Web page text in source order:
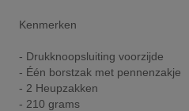
Kenmerken
- Drukknoopsluiting voorzijde
- Één borstzak met pennenzakje
- 2 Heupzakken
- 210 grams